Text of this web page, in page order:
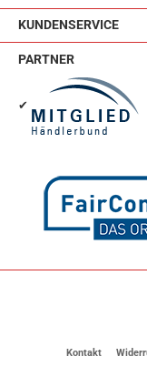
KUNDENSERVICE
PARTNER
✔
Kontakt